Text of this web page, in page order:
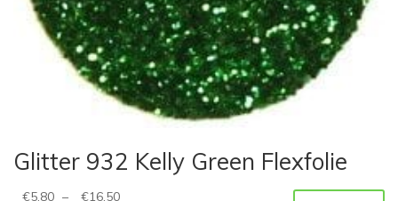
Glitter 932 Kelly Green Flexfolie
€5,80 – €16,50